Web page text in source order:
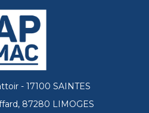
- 17100 SAINTES
87280 LIMOGES